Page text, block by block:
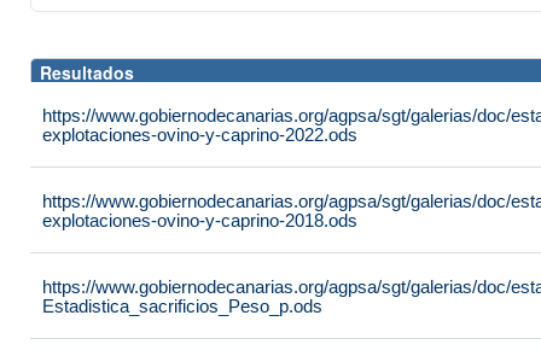
Resultados
https://www.gobiernodecanarias.org/agpsa/sgt/galerias/doc/
explotaciones-ovino-y-caprino-2022.ods
https://www.gobiernodecanarias.org/agpsa/sgt/galerias/doc/
explotaciones-ovino-y-caprino-2018.ods
https://www.gobiernodecanarias.org/agpsa/sgt/galerias/doc/
Estadistica_sacrificios_Peso_p.ods